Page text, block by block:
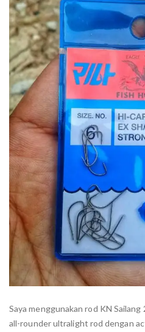
Saya menggunakan rod KN
all-rounder ultralight rod dengan